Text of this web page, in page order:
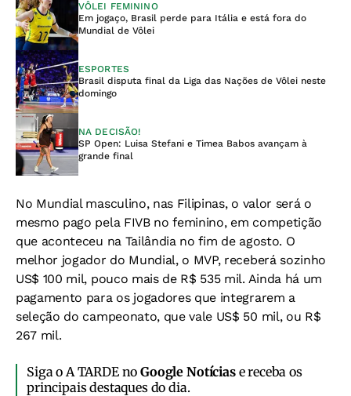
VÔLEI FEMININO
Em jogaço, Brasil perde para Itália e está fora do
Mundial de Vôlei
ESPORTES
Brasil disputa final da Liga das Nações de Vôlei neste
domingo
NA DECISÃO!
SP Open: Luisa Stefani e Timea Babos avançam à
grande final
No Mundial masculino, nas Filipinas, o valor será o
mesmo pago pela FIVB no feminino, em competição
que aconteceu na Tailândia no fim de agosto. O
melhor jogador do Mundial, o MVP, receberá sozinho
US$ 100 mil, pouco mais de R$ 535 mil. Ainda há um
pagamento para os jogadores que integrarem a
seleção do campeonato, que vale US$ 50 mil, ou R$
267 mil.
Siga o A TARDE noGoogle Notíciase receba os
principais destaques do dia.